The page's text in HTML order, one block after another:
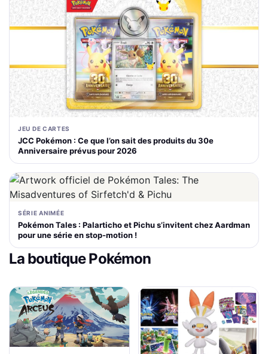
JEU DE CARTES
JCC Pokémon : Ce que l’on sait des produits du 30e
Anniversaire prévus pour 2026
SÉRIE ANIMÉE
Pokémon Tales : Palarticho et Pichu s’invitent chez Aardman
pour une série en stop-motion !
La boutique Pokémon